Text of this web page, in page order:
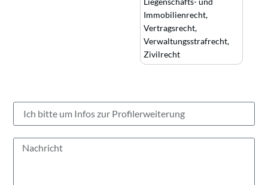
Immobilienrecht,
Vertragsrecht,
Verwaltungsstrafrecht,
Zivilrecht